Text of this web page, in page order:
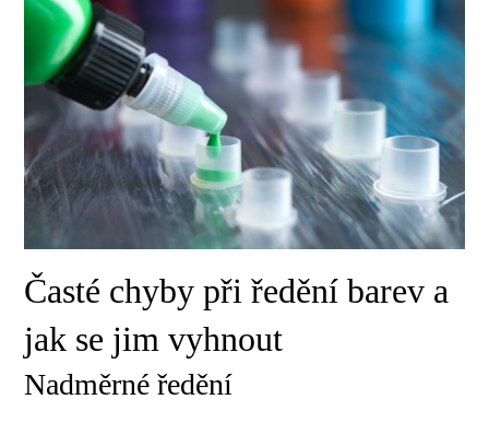
Časté chyby při ředění barev a
jak se jim vyhnout
Nadměrné ředění